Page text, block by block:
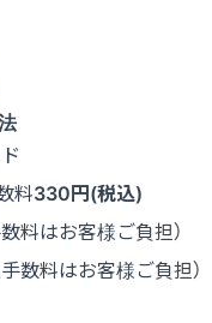
料330円(税込)
料はお客様ご負担）
数料はお客様ご負担）